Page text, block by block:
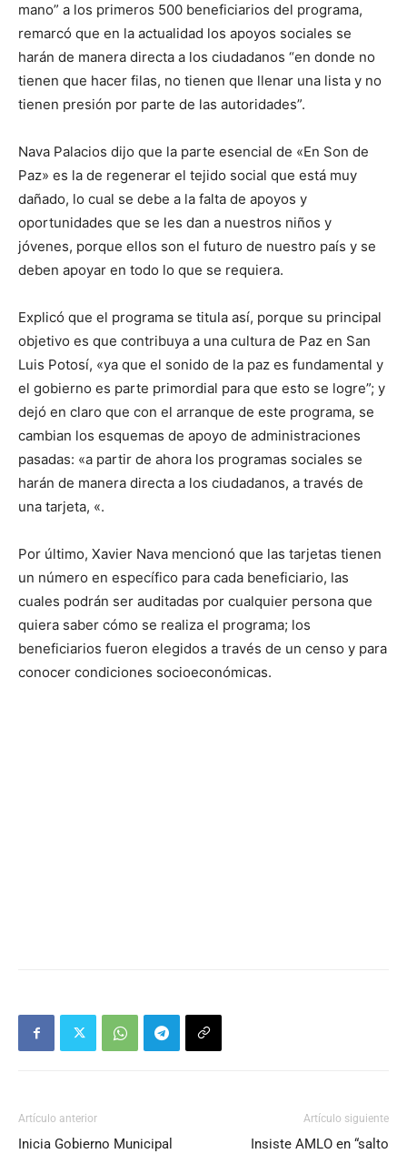
mano” a los primeros 500 beneficiarios del programa,
remarcó que en la actualidad los apoyos sociales se
harán de manera directa a los ciudadanos “en donde no
tienen que hacer filas, no tienen que llenar una lista y no
tienen presión por parte de las autoridades”.
Nava Palacios dijo que la parte esencial de «En Son de
Paz» es la de regenerar el tejido social que está muy
dañado, lo cual se debe a la falta de apoyos y
oportunidades que se les dan a nuestros niños y
jóvenes, porque ellos son el futuro de nuestro país y se
deben apoyar en todo lo que se requiera.
Explicó que el programa se titula así, porque su principal
objetivo es que contribuya a una cultura de Paz en San
Luis Potosí, «ya que el sonido de la paz es fundamental y
el gobierno es parte primordial para que esto se logre”; y
dejó en claro que con el arranque de este programa, se
cambian los esquemas de apoyo de administraciones
pasadas: «a partir de ahora los programas sociales se
harán de manera directa a los ciudadanos, a través de
una tarjeta, «.
Por último, Xavier Nava mencionó que las tarjetas tienen
un número en específico para cada beneficiario, las
cuales podrán ser auditadas por cualquier persona que
quiera saber cómo se realiza el programa; los
beneficiarios fueron elegidos a través de un censo y para
conocer condiciones socioeconómicas.
Artículo anterior
Inicia Gobierno Municipal
Artículo siguiente
Insiste AMLO en “salto